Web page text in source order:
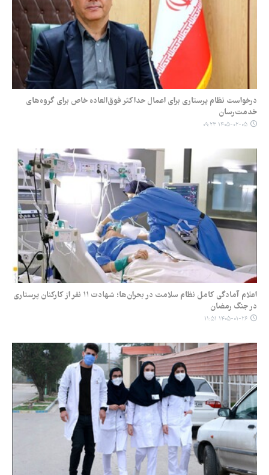
درخواست نظام پرستاری برای اعمال حداکثر فوق‌العاده خاص برای گروه‌های
خدمت‌رسان
۱۴۰۵-۰۲-۰۵ ۰۹:۲۳
اعلام آمادگی کامل نظام سلامت در بحران‌ها؛ شهادت ۱۱ نفر از کارکنان پرستاری
در جنگ رمضان
۱۴۰۵-۰۱-۲۶ ۱۱:۵۱